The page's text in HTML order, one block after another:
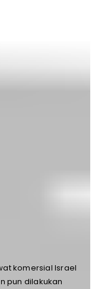
komersial Israel
pun dilakukan